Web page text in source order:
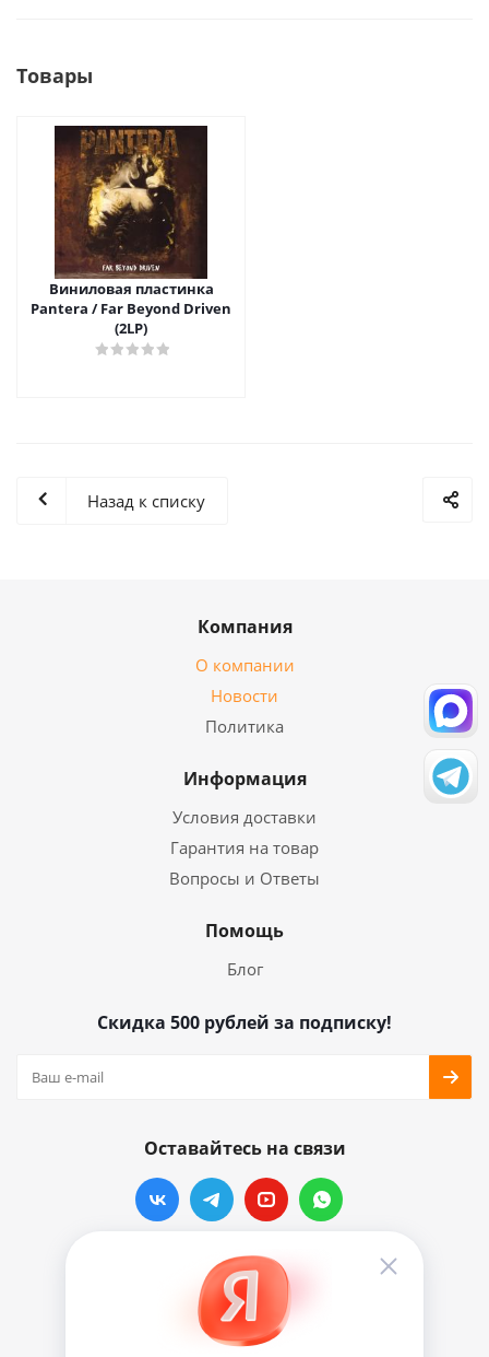
Товары
Виниловая пластинка
Pantera / Far Beyond Driven
(2LP)
Назад к списку
Компания
О компании
Новости
Политика
Информация
Условия доставки
Гарантия на товар
Вопросы и Ответы
Помощь
Блог
Скидка 500 рублей за подписку!
Оставайтесь на связи
Наши контакты
info@vinylmarkt.ru